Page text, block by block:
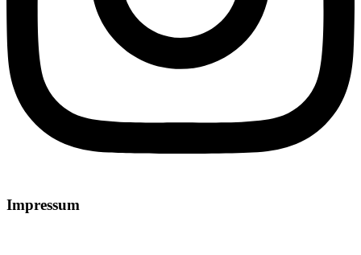
Impressum